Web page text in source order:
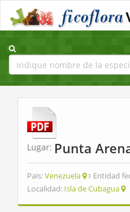
Lugar: Punta
Pais:Venezuela Entidad
Localidad: Isla de Cubagua